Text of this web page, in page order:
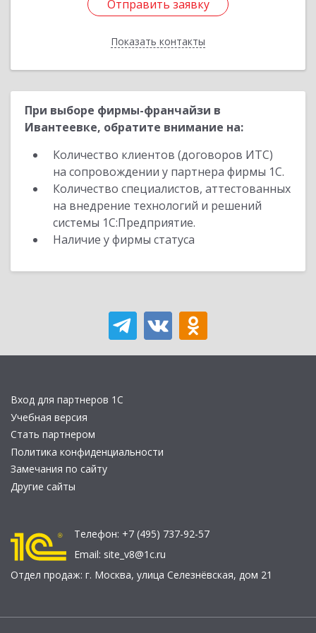
Отправить заявку
Показать контакты
Отправить заявку
Назад
При выборе фирмы-франчайзи в
Ивантеевке, обратите внимание на:
Количество клиентов (договоров ИТС)
на сопровождении у партнера фирмы 1С.
Количество специалистов, аттестованных
на внедрение технологий и решений
системы 1С:Предприятие.
Наличие у фирмы статуса
Вход для партнеров 1С
Учебная версия
Стать партнером
Политика конфиденциальности
Замечания по сайту
Другие сайты
Телефон: +7 (495) 737-92-57
Email: site_v8@1c.ru
Отдел продаж: г. Москва, улица Селезнёвская, дом 21